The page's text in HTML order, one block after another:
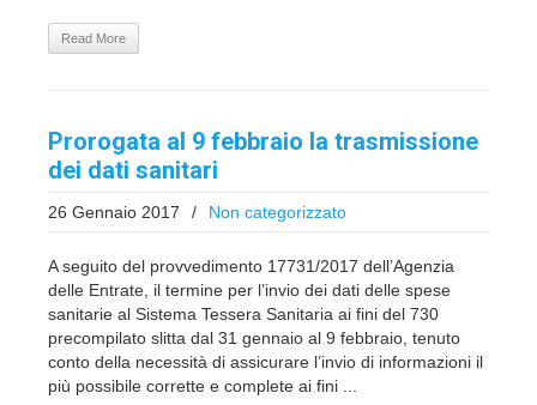
Read More
Prorogata al 9 febbraio la trasmissione
dei dati sanitari
26 Gennaio 2017 / Non categorizzato
A seguito del provvedimento 17731/2017 dell’Agenzia
delle Entrate, il termine per l’invio dei dati delle spese
sanitarie al Sistema Tessera Sanitaria ai fini del 730
precompilato slitta dal 31 gennaio al 9 febbraio, tenuto
conto della necessità di assicurare l’invio di informazioni il
più possibile corrette e complete ai fini ...